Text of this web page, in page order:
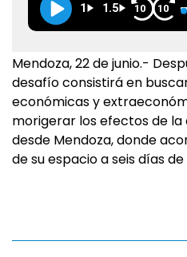
1 1.5 10 10
Mendoza, 22 de junio.-
desafío consistirá en
económicas y
morigerar los efectos de la
desde Mendoza, donde
de su espacio a seis días